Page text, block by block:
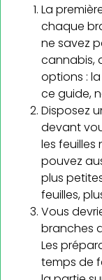
La
chaque
ne savez
cannabis,
options :
ce guide,
Disposez
devant
les feuilles
pouvez
plus
feuilles,
Vous
branches
Les
temps de